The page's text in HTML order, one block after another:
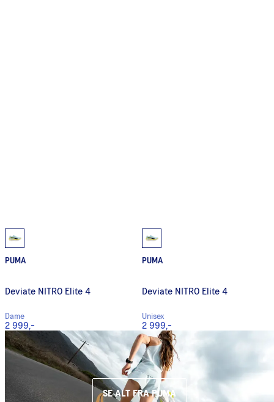
PUMA
Deviate NITRO Elite 4
Dame
2 999,-
PUMA
Deviate NITRO Elite 4
Unisex
2 999,-
SE ALT FRA PUMA